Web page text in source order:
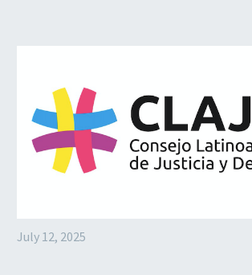
July 12, 2025